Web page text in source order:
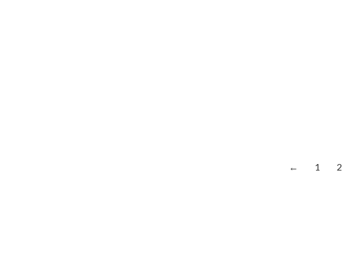
← 1 2